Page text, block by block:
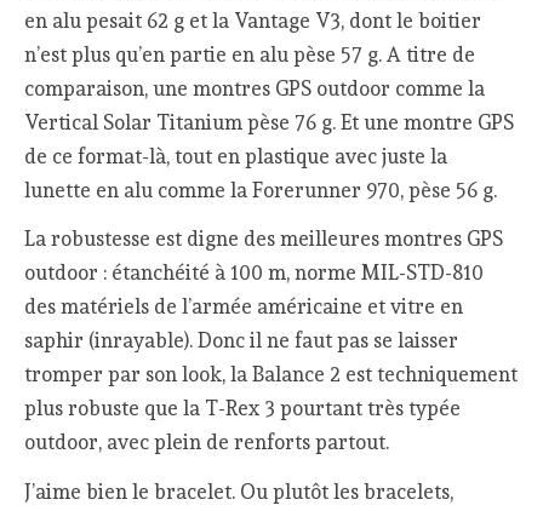
en alu pesait 62 g et la Vantage V3, dont le boitier
n’est plus qu’en partie en alu pèse 57 g. A titre de
comparaison, une montres GPS outdoor comme la
Vertical Solar Titanium pèse 76 g. Et une montre GPS
de ce format-là, tout en plastique avec juste la
lunette en alu comme la Forerunner 970, pèse 56 g.
La robustesse est digne des meilleures montres GPS
outdoor : étanchéité à 100 m, norme MIL-STD-810
des matériels de l’armée américaine et vitre en
saphir (inrayable). Donc il ne faut pas se laisser
tromper par son look, la Balance 2 est techniquement
plus robuste que la T-Rex 3 pourtant très typée
outdoor, avec plein de renforts partout.
J’aime bien le bracelet. Ou plutôt les bracelets,